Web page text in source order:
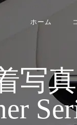
ホーム
写